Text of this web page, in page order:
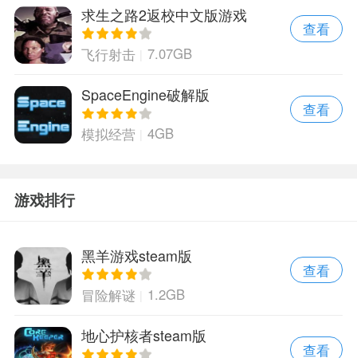
求生之路2返校中文版游戏
飞行射击 7.07GB
查看
SpaceEngine破解版
模拟经营 4GB
查看
游戏排行
黑羊游戏steam版
冒险解谜 1.2GB
查看
地心护核者steam版
查看